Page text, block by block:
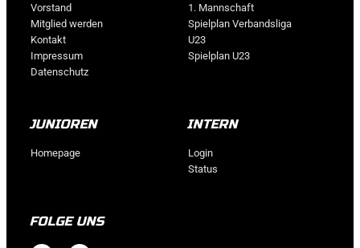
Vorstand
Mitglied werden
Kontakt
Impressum
Datenschutz
1. Mannschaft
Spielplan Verbandsliga
U23
Spielplan U23
JUNIOREN
Homepage
INTERN
Login
Status
FOLGE UNS